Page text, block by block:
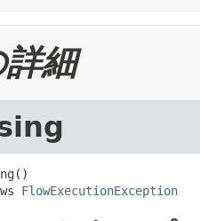
細
FlowExecutionException